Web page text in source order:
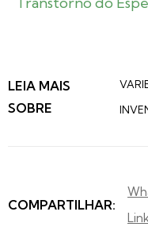
LEIA MAIS
SOBRE
COMPARTILHAR: